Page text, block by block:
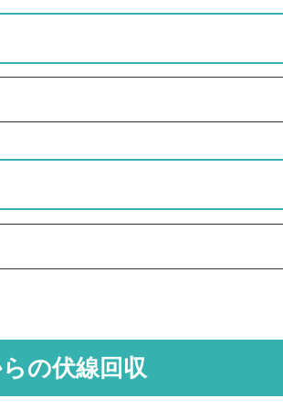
#真犯人フラグ#日テレ#日本テレビ#生駒
の伏線回収